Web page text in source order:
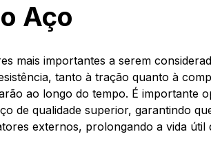
Aço
mais importantes a serem
tanto à tração quanto à
ao longo do tempo. É importante
de qualidade superior, garantindo
externos, prolongando a vida útil